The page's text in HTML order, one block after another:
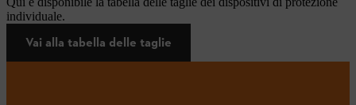
individuale.
Vai alla tabella delle taglie